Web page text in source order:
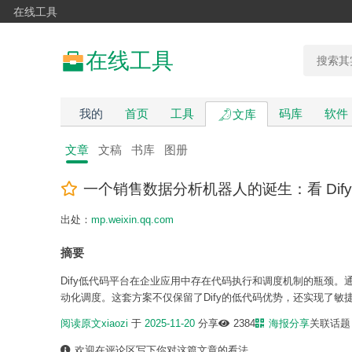
在线工具
在线工具
我的 首页 工具 文库 码库 软件
文章 文稿 书库 图册
一个销售数据分析机器人的诞生：看
出处： mp.weixin.qq.com
摘要
Dify低代码平台在企业应用中存在代码执行和调度机制的瓶颈
动化调度。这套方案不仅保留了Dify的低代码优势，还实现了
阅读原文xiaozi 于 2025-11-20 分享 2384 海报分享关联话